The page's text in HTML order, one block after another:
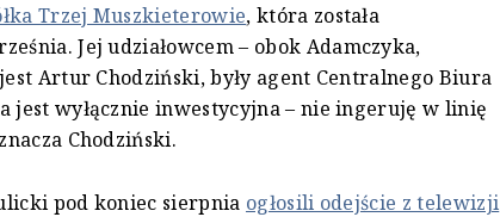
Trzej Muszkieterowie, która została
Jej udziałowcem – obok Adamczyka,
Artur Chodziński, były agent Centralnego Biura
jest wyłącznie inwestycyjna – nie ingeruję w linię
Chodziński.
pod koniec sierpnia ogłosili odejście z telewizji